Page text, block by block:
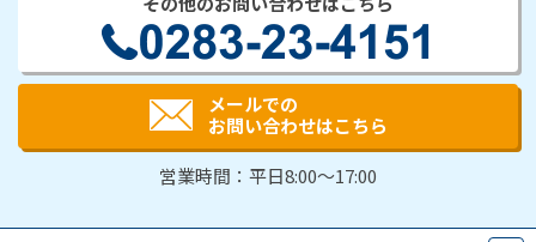
メールでの
お問い合わせはこちら
営業時間：平日8:00～17:00